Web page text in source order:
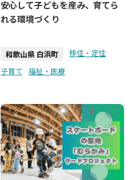
安心して子どもを産み、育てら
れる環境づくり
和歌山県 白浜町
移住・定住
子育て
福祉・医療